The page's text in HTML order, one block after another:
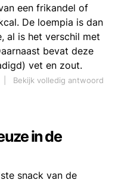
een frikandel of
De loempia is dan
al is het verschil met
bevat deze
vet en zout.
Bekijk volledig antwoord
in de
snack van de